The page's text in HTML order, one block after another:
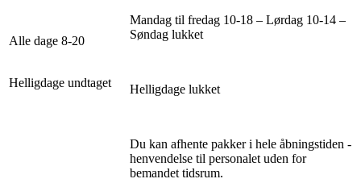
Alle dage 8-20
Helligdage undtaget
Mandag til fredag 10-18 – Lørdag 10-14 –
Søndag lukket
Helligdage lukket
Du kan afhente pakker i hele åbningstiden -
henvendelse til personalet uden for
bemandet tidsrum.